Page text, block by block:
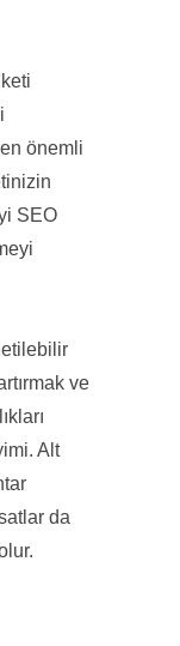
önemli
SEO
ve
Alt
da